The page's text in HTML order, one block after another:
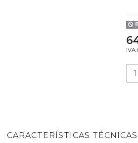
IVA
CARACTERÍSTICAS TÉCNICAS